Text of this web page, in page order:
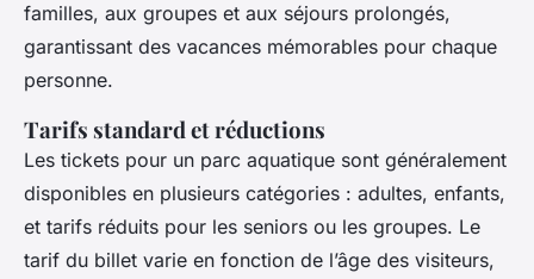
familles, aux groupes et aux séjours prolongés,
garantissant des vacances mémorables pour chaque
personne.
Tarifs standard et réductions
Les tickets pour un parc aquatique sont généralement
disponibles en plusieurs catégories : adultes, enfants,
et tarifs réduits pour les seniors ou les groupes. Le
tarif du billet varie en fonction de l’âge des visiteurs,